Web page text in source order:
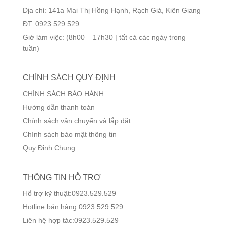
Địa chỉ: 141a Mai Thị Hồng Hạnh, Rạch Giá, Kiên Giang
ĐT: 0923.529.529
Giờ làm việc: (8h00 – 17h30 | tất cả các ngày trong
tuần)
CHÍNH SÁCH QUY ĐỊNH
CHÍNH SÁCH BẢO HÀNH
Hướng dẫn thanh toán
Chính sách vận chuyển và lắp đặt
Chính sách bảo mật thông tin
Quy Định Chung
THÔNG TIN HỖ TRỢ
Hổ trợ kỹ thuật:0923.529.529
Hotline bán hàng:0923.529.529
Liên hệ hợp tác:0923.529.529